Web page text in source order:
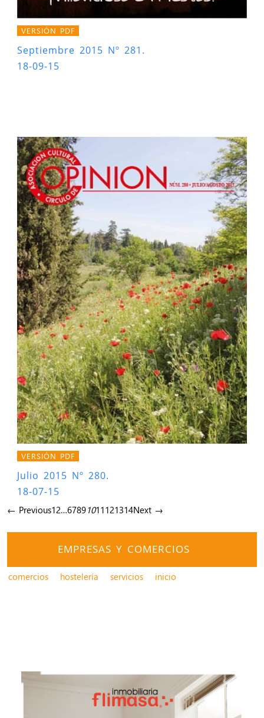
VERSIÓN PDF
Septiembre 2015 Nº 281.
18-09-15
VERSIÓN PDF
Julio 2015 Nº 280.
18-07-15
← Previous12…67891011121314Next →
EMPRESAS Y COMERCIOS
comercios hostelería servicios inicio